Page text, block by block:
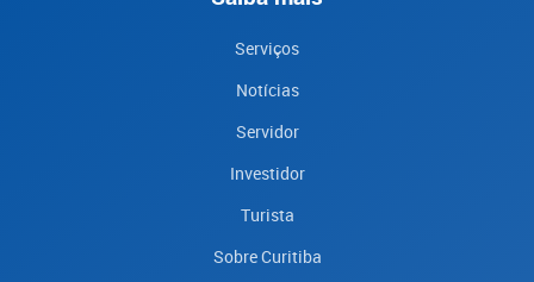
Serviços
Notícias
Servidor
Investidor
Turista
Sobre Curitiba